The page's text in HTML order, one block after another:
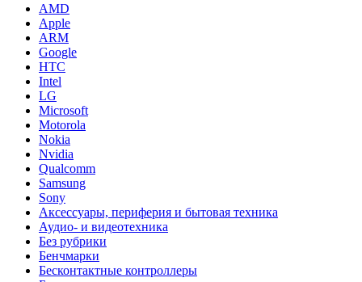
AMD
Apple
ARM
Google
HTC
Intel
LG
Microsoft
Motorola
Nokia
Nvidia
Qualcomm
Samsung
Sony
Аксессуары, периферия и бытовая техника
Аудио- и видеотехника
Без рубрики
Бенчмарки
Бесконтактные контроллеры